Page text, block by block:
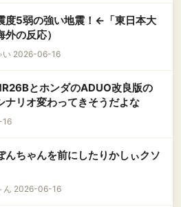
度5弱の強い地震！←「東日本大
の反応）
い 2026-06-16
とホンダのADUO改良版の
ナリオ変わってきそうだよな
16
んちゃんを前にしたりかしぃクソ
ん 2026-06-16